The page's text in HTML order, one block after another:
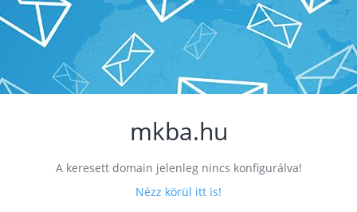
mkba.hu
A keresett domain jelenleg nincs konfigurálva!
Nézz körül itt is!